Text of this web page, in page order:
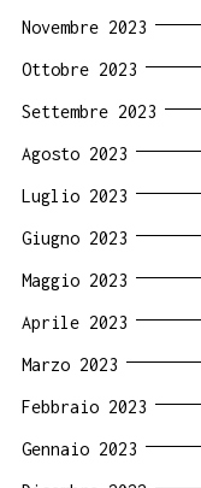
Novembre 2023
Ottobre 2023
Settembre 2023
Agosto 2023
Luglio 2023
Giugno 2023
Maggio 2023
Aprile 2023
Marzo 2023
Febbraio 2023
Gennaio 2023